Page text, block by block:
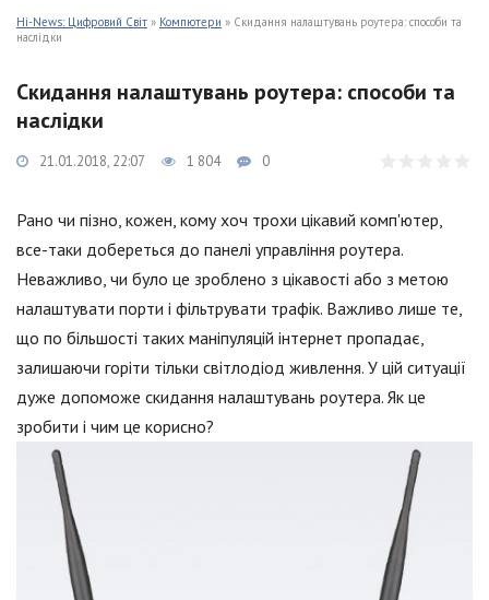
Hi-News: Цифровий Світ » Компютери » Скидання налаштувань роутера: способи та
наслідки
Скидання налаштувань роутера: способи та
наслідки
21.01.2018, 22:07 1 804 0
Рано чи пізно, кожен, кому хоч трохи цікавий комп'ютер,
все-таки добереться до панелі управління роутера.
Неважливо, чи було це зроблено з цікавості або з метою
налаштувати порти і фільтрувати трафік. Важливо лише те,
що по більшості таких маніпуляцій інтернет пропадає,
залишаючи горіти тільки світлодіод живлення. У цій ситуації
дуже допоможе скидання налаштувань роутера. Як це
зробити і чим це корисно?